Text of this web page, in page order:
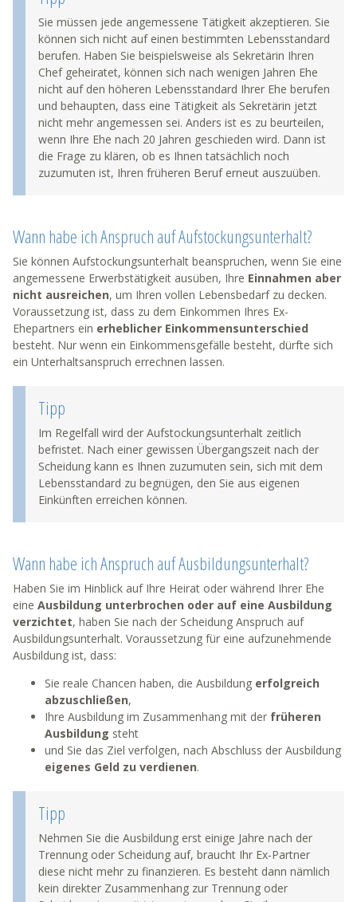
Sie müssen jede angemessene Tätigkeit akzeptieren. Sie
können sich nicht auf einen bestimmten Lebensstandard
berufen. Haben Sie beispielsweise als Sekretärin Ihren
Chef geheiratet, können sich nach wenigen Jahren Ehe
nicht auf den höheren Lebensstandard Ihrer Ehe berufen
und behaupten, dass eine Tätigkeit als Sekretärin jetzt
nicht mehr angemessen sei. Anders ist es zu beurteilen,
wenn Ihre Ehe nach 20 Jahren geschieden wird. Dann ist
die Frage zu klären, ob es Ihnen tatsächlich noch
zuzumuten ist, Ihren früheren Beruf erneut auszuüben.
Wann habe ich Anspruch auf Aufstockungsunterhalt?
Sie können Aufstockungsunterhalt beanspruchen, wenn Sie eine
angemessene Erwerbstätigkeit ausüben, Ihre Einnahmen aber
nicht ausreichen, um Ihren vollen Lebensbedarf zu decken.
Voraussetzung ist, dass zu dem Einkommen Ihres Ex-
Ehepartners ein erheblicher Einkommensunterschied
besteht. Nur wenn ein Einkommensgefälle besteht, dürfte sich
ein Unterhaltsanspruch errechnen lassen.
Tipp
Im Regelfall wird der Aufstockungsunterhalt zeitlich
befristet. Nach einer gewissen Übergangszeit nach der
Scheidung kann es Ihnen zuzumuten sein, sich mit dem
Lebensstandard zu begnügen, den Sie aus eigenen
Einkünften erreichen können.
Wann habe ich Anspruch auf Ausbildungsunterhalt?
Haben Sie im Hinblick auf Ihre Heirat oder während Ihrer Ehe
eine Ausbildung unterbrochen oder auf eine Ausbildung
verzichtet, haben Sie nach der Scheidung Anspruch auf
Ausbildungsunterhalt. Voraussetzung für eine aufzunehmende
Ausbildung ist, dass:
Sie reale Chancen haben, die Ausbildung erfolgreich
abzuschließen,
Ihre Ausbildung im Zusammenhang mit der früheren
Ausbildung steht
und Sie das Ziel verfolgen, nach Abschluss der Ausbildung
eigenes Geld zu verdienen.
Tipp
Nehmen Sie die Ausbildung erst einige Jahre nach der
Trennung oder Scheidung auf, braucht Ihr Ex-Partner
diese nicht mehr zu finanzieren. Es besteht dann nämlich
kein direkter Zusammenhang zur Trennung oder